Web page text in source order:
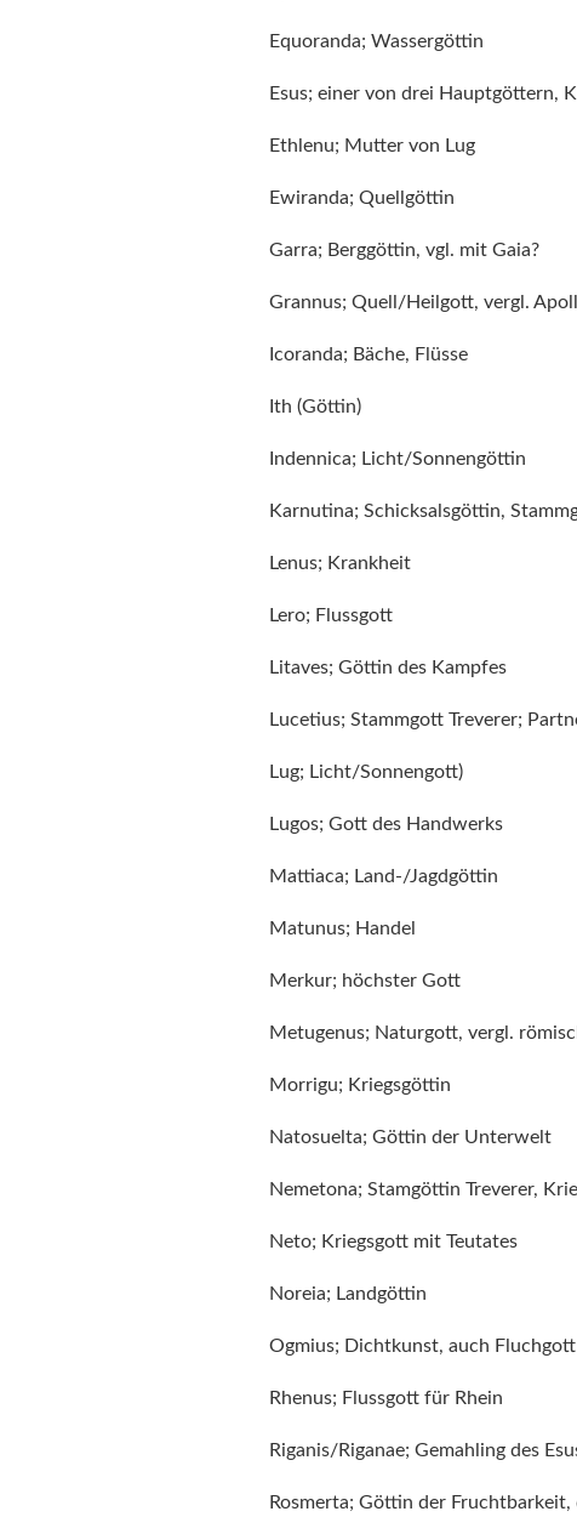
Equoranda; Wassergöttin
Esus; einer von drei Hauptgöttern,
Ethlenu; Mutter von Lug
Ewiranda; Quellgöttin
Garra; Berggöttin, vgl. mit Gaia?
Grannus; Quell/Heilgott, vergl.
Icoranda; Bäche, Flüsse
Ith (Göttin)
Indennica; Licht/Sonnengöttin
Karnutina; Schicksalsgöttin,
Lenus; Krankheit
Lero; Flussgott
Litaves; Göttin des Kampfes
Lucetius; Stammgott Treverer;
Lug; Licht/Sonnengott)
Lugos; Gott des Handwerks
Mattiaca; Land-/Jagdgöttin
Matunus; Handel
Merkur; höchster Gott
Metugenus; Naturgott, vergl.
Morrigu; Kriegsgöttin
Natosuelta; Göttin der Unterwelt
Nemetona; Stamgöttin Treverer,
Neto; Kriegsgott mit Teutates
Noreia; Landgöttin
Ogmius; Dichtkunst, auch Fluchgott
Rhenus; Flussgott für Rhein
Riganis/Riganae; Gemahling des
Rosmerta; Göttin der Fruchtbarkeit,